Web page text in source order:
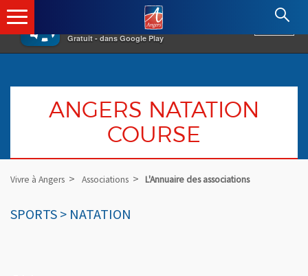
×
Gratuit - dans Google Play
Angers.fr : Retour à l'accueil
ANGERS NATATION
COURSE
Vivre à Angers Associations L'Annuaire des associations
SPORTS > NATATION